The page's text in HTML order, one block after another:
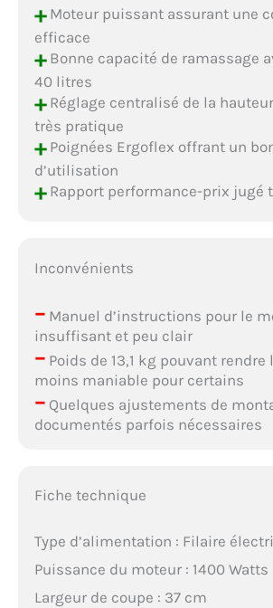
+Moteur puissant assurant une
efficace
+Bonne capacité de ramassage
40 litres
+Réglage centralisé de la
très pratique
+Poignées Ergoflex offrant un
d’utilisation
+Rapport performance-prix jugé
Inconvénients
–Manuel d’instructions pour le
insuffisant et peu clair
–Poids de 13,1 kg pouvant rendre
moins maniable pour certains
–Quelques ajustements de
documentés parfois nécessaires
Fiche technique
Type d’alimentation : Filaire
Puissance du moteur : 1400 Watts
Largeur de coupe : 37 cm